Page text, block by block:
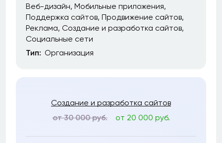
Веб-дизайн Мобильные приложения
Поддержка сайтов Продвижение сайтов
Реклама Создание и разработка сайтов
Социальные сети
Тип: Организация
Создание и разработка сайтов
от 30 000 руб.
от 20 000 руб.